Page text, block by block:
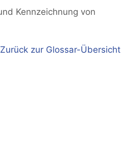
Kennzeichnung von
Zurück zur Glossar-Übersicht